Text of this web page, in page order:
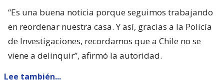
“Es una buena noticia porque seguimos trabajando
en reordenar nuestra casa. Y así, gracias a la Policía
de Investigaciones, recordamos que a Chile no se
viene a delinquir”, afirmó la autoridad.
Lee también...